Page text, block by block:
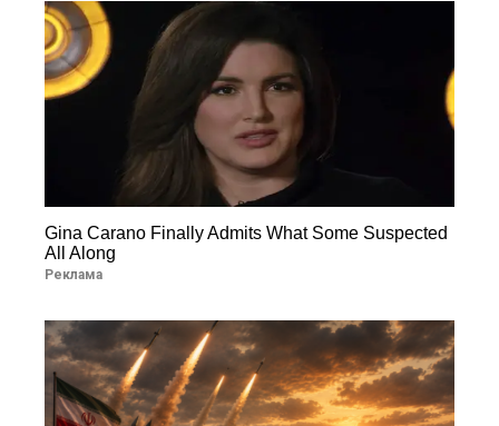
Gina Carano Finally Admits What Some Suspected
All Along
Реклама